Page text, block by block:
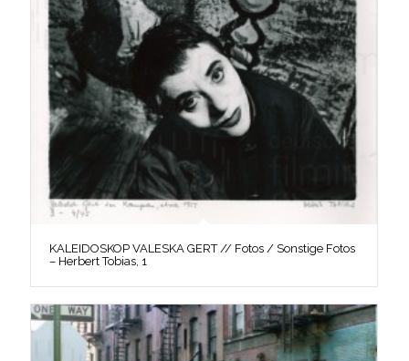
KALEIDOSKOP VALESKA GERT // Fotos / Sonstige Fotos
– Herbert Tobias, 1